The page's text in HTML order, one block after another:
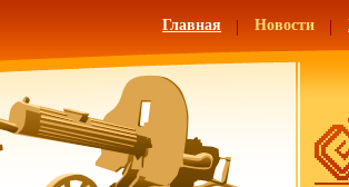
Главная Новости